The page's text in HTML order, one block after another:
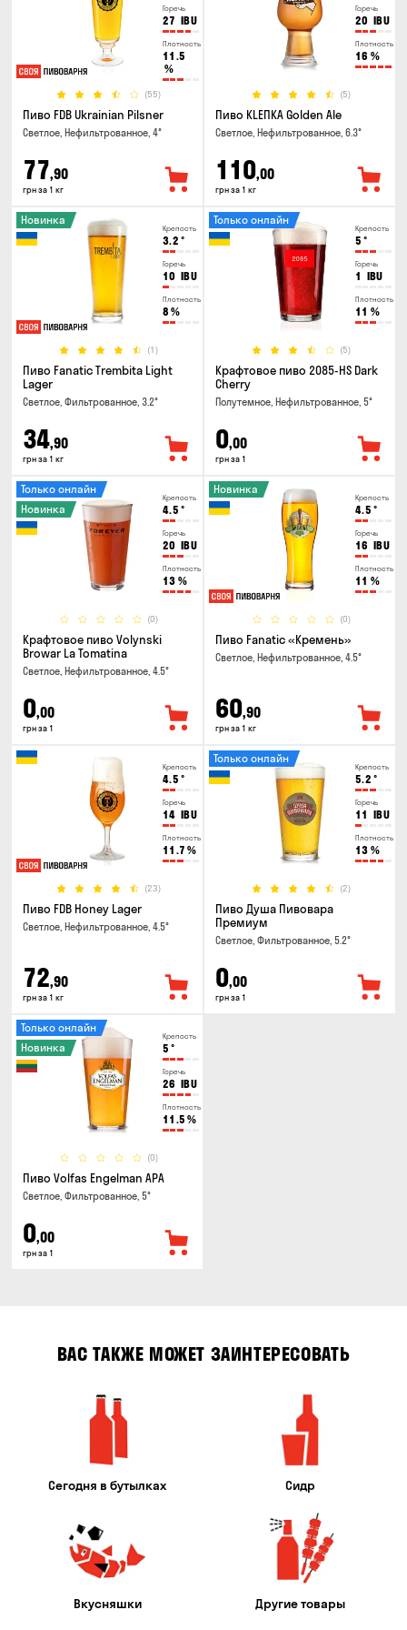
Горечь
27 IBU
Плотность
11.5
%
(55)
Пиво FDB Ukrainian Pilsner
Светлое, Нефильтрованное, 4°
77,90
грн за 1 кг
Горечь
20 IBU
Плотность
16 %
(5)
Пиво KLEПКА Golden Ale
Светлое, Нефильтрованное, 6.3°
110,00
грн за 1 кг
Крепость
3.2 °
Горечь
10 IBU
Плотность
8 %
(1)
Новинка
Пиво Fanatic Trembita Light
Lager
Светлое, Фильтрованное, 3.2°
34,90
грн за 1 кг
Крепость
5 °
Горечь
1 IBU
Плотность
11 %
(5)
Только онлайн
Крафтовое пиво 2085-HS Dark
Cherry
Полутемное, Нефильтрованное, 5°
0,00
грн за 1
Крепость
4.5 °
Горечь
20 IBU
Плотность
13 %
(0)
Только онлайн
Новинка
Крафтовое пиво Volynski
Browar La Tomatina
Светлое, Нефильтрованное, 4.5°
0,00
грн за 1
Крепость
4.5 °
Горечь
16 IBU
Плотность
11 %
(0)
Новинка
Пиво Fanatic «Кремень»
Светлое, Нефильтрованное, 4.5°
60,90
грн за 1 кг
Крепость
4.5 °
Горечь
14 IBU
Плотность
11.7 %
(23)
Пиво FDB Honey Lager
Светлое, Нефильтрованное, 4.5°
72,90
грн за 1 кг
Крепость
5.2 °
Горечь
11 IBU
Плотность
13 %
(2)
Только онлайн
Пиво Душа Пивовара
Премиум
Светлое, Фильтрованное, 5.2°
0,00
грн за 1
Крепость
5 °
Горечь
26 IBU
Плотность
11.5 %
(0)
Только онлайн
Новинка
Пиво Volfas Engelman APA
Светлое, Фильтрованное, 5°
0,00
грн за 1
ВАС ТАКЖЕ МОЖЕТ ЗАИНТЕРЕСОВАТЬ
Сегодня в бутылках Сидр
Вкусняшки Другие товары